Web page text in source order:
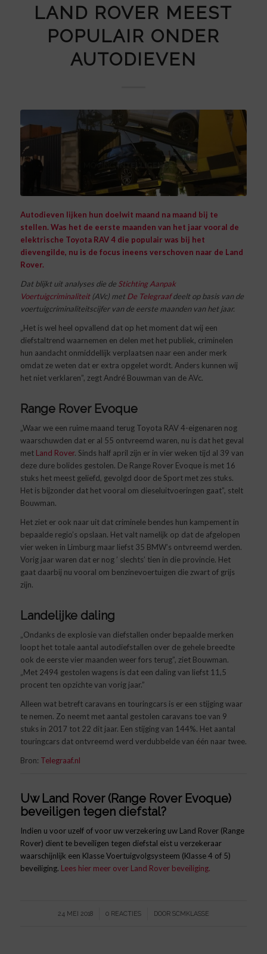
LAND ROVER MEEST
POPULAIR ONDER
AUTODIEVEN
Autodieven lijken hun doelwit maand na maand bij te
stellen. Was het de eerste maanden van het jaar vooral de
elektrische Toyota RAV 4 die populair was bij het
dievengilde, nu is de focus ineens verschoven naar de Land
Rover.
Dat blijkt uit analyses die de Stichting Aanpak
Voertuigcriminaliteit(AVc) metDe Telegraafdeelt op basis van de
voertuigcriminaliteitscijfer van de eerste maanden van het jaar.
„Het is wel heel opvallend dat op het moment dat wij een
diefstaltrend waarnemen en delen met het publiek, criminelen
hun aandacht onmiddellijk verplaatsen naar een ander merk
omdat ze weten dat er extra opgelet wordt. Anders kunnen wij
het niet verklaren”, zegt André Bouwman van de AVc.
Range Rover Evoque
„Waar we een ruime maand terug Toyota RAV 4-eigenaren nog
waarschuwden dat er al 55 ontvreemd waren, nu is dat het geval
met Land Rover. Sinds half april zijn er in vier weken tijd al 39 van
deze dure bolides gestolen. De Range Rover Evoque is met 16
stuks het meest geliefd, gevolgd door de Sport met zes stuks.
Het is bijzonder dat het vooral om dieseluitvoeringen gaat”, stelt
Bouwman.
Het ziet er ook naar uit dat criminele bendes hun kampement in
bepaalde regio’s opslaan. Het valt namelijk op dat de afgelopen
vier weken in Limburg maar liefst 35 BMW’s ontvreemd werden.
Vorig jaar waren dat er nog ’ slechts’ tien in die provincie. Het
gaat daarbij nu vooral om benzinevoertuigen die zwart of grijs
zijn.
Landelijke daling
„Ondanks de explosie van diefstallen onder bepaalde merken
loopt het totale aantal autodiefstallen over de gehele breedte
ook de eerste vier maanden weer fors terug”, ziet Bouwman.
„Met 2494 gestolen wagens is dat een daling van liefst 11,5
procent ten opzichte van vorig jaar.”
Alleen wat betreft caravans en touringcars is er een stijging waar
te nemen. Zo neemt met aantal gestolen caravans toe van 9
stuks in 2017 tot 22 dit jaar. Een stijging van 144%. Het aantal
touringcars dat ontvreemd werd verdubbelde van één naar twee.
Bron: Telegraaf.nl
Uw Land Rover (Range Rover Evoque)
beveiligen tegen diefstal?
Indien u voor uzelf of voor uw verzekering uw Land Rover (Range
Rover) dient te beveiligen tegen diefstal eist u verzekeraar
waarschijnlijk een Klasse Voertuigvolgsysteem (Klasse 4 of 5)
beveiliging. Lees hier meer over Land Rover beveiliging.
24 MEI 2018
/ 0 REACTIES
/ DOOR SCMKLASSE